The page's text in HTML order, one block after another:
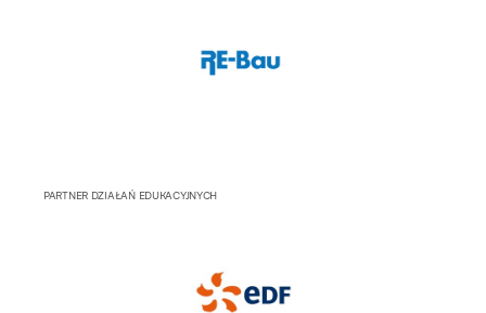
PARTNER DZIAŁAŃ EDUKACYJNYCH